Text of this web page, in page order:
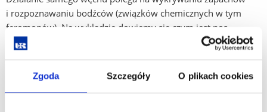
Zgoda Szczegóły O plikach cookies
i rozpoznawaniu bodźców (związków chemicznych w tym
feromonów). Na wykładzie dowiemy się czym jest nos
a właściwie węch dla zwierząt na przykładzie psa i dlaczego
narządu. Zastanowimy się między innymi - dlaczego pies jest
takim dobrym przyjacielem człowieka. "